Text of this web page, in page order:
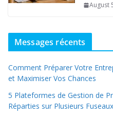
August
Messages récents
Comment Préparer Votre
et Maximiser Vos Chances
5 Plateformes de Gestion de
Réparties sur Plusieurs